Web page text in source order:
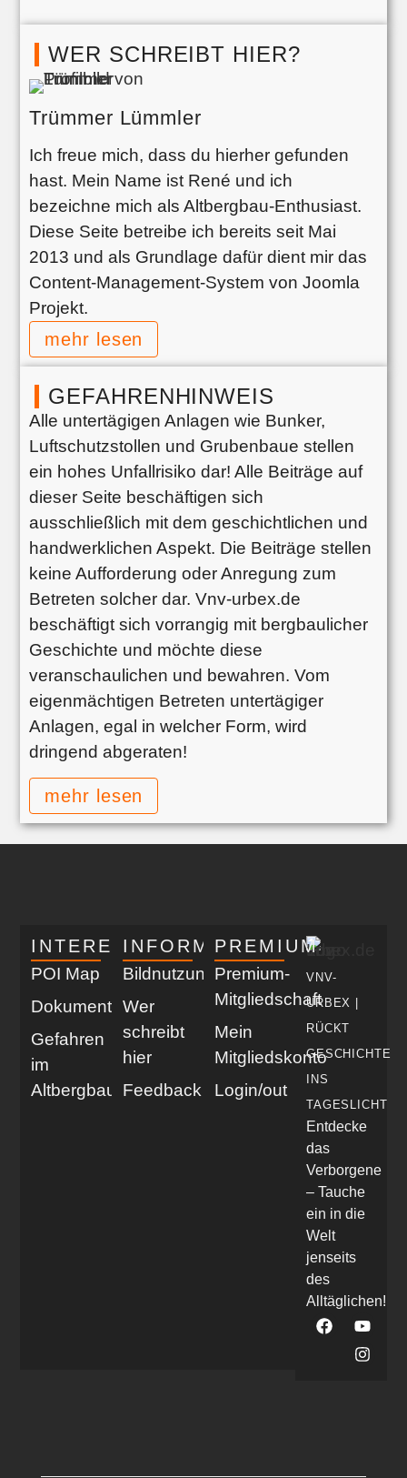
WER SCHREIBT HIER?
Trümmer Lümmler
Ich freue mich, dass du hierher gefunden
hast. Mein Name ist René und ich
bezeichne mich als Altbergbau-Enthusiast.
Diese Seite betreibe ich bereits seit Mai
2013 und als Grundlage dafür dient mir das
Content-Management-System von Joomla
Projekt.
mehr lesen
GEFAHRENHINWEIS
Alle untertägigen Anlagen wie Bunker,
Luftschutzstollen und Grubenbaue stellen
ein hohes Unfallrisiko dar! Alle Beiträge auf
dieser Seite beschäftigen sich
ausschließlich mit dem geschichtlichen und
handwerklichen Aspekt. Die Beiträge stellen
keine Aufforderung oder Anregung zum
Betreten solcher dar. Vnv-urbex.de
beschäftigt sich vorrangig mit bergbaulicher
Geschichte und möchte diese
veranschaulichen und bewahren. Vom
eigenmächtigen Betreten untertägiger
Anlagen, egal in welcher Form, wird
dringend abgeraten!
mehr lesen
VNV-
URBEX |
RÜCKT
GESCHICHTE
INS
TAGESLICHT
Entdecke
das
Verborgene
– Tauche
ein in die
Welt
jenseits
des
Alltäglichen!
INTERESSANT
POI Map
Dokumentationen
Gefahren
im
Altbergbau
INFORMATIV
Bildnutzung
Wer
schreibt
hier
Feedback
PREMIUM
Premium-
Mitgliedschaft
Mein
Mitgliedskonto
Login/out